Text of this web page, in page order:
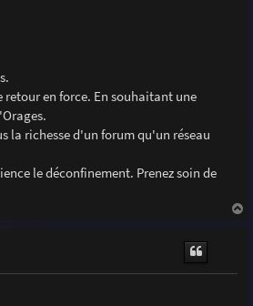
en force. En souhaitant une
la richesse d'un forum qu'un réseau
le déconfinement. Prenez soin de